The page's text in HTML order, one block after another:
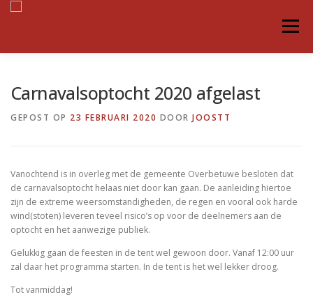
Menu
GASTENBOEK CONTACT
Carnavalsoptocht 2020 afgelast
GEPOST OP 23 FEBRUARI 2020 DOOR JOOSTT
Vanochtend is in overleg met de gemeente Overbetuwe besloten dat
de carnavalsoptocht helaas niet door kan gaan. De aanleiding hiertoe
zijn de extreme weersomstandigheden, de regen en vooral ook harde
wind(stoten) leveren teveel risico’s op voor de deelnemers aan de
optocht en het aanwezige publiek.
Gelukkig gaan de feesten in de tent wel gewoon door. Vanaf 12:00 uur
zal daar het programma starten. In de tent is het wel lekker droog.
Tot vanmiddag!